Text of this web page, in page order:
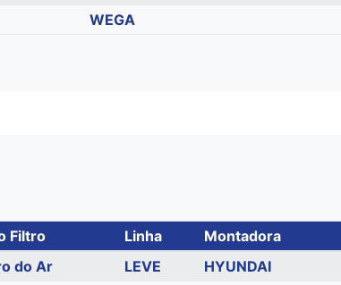
WEGA
Filtro Linha Montadora
do Ar LEVE HYUNDAI